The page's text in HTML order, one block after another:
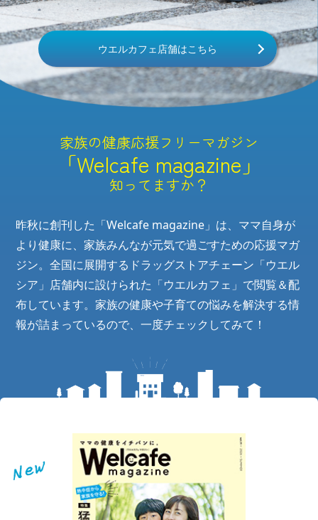
ウエルカフェ店舗はこちら
家族の健康応援フリーマガジン
「Welcafe magazine」
知ってますか？
昨秋に創刊した「Welcafe magazine」は、ママ自身が
より健康に、家族みんなが元気で過ごすための応援マガ
ジン。全国に展開するドラッグストアチェーン「ウエル
シア」店舗内に設けられた「ウエルカフェ」で閲覧＆配
布しています。家族の健康や子育ての悩みを解決する情
報が詰まっているので、一度チェックしてみて！